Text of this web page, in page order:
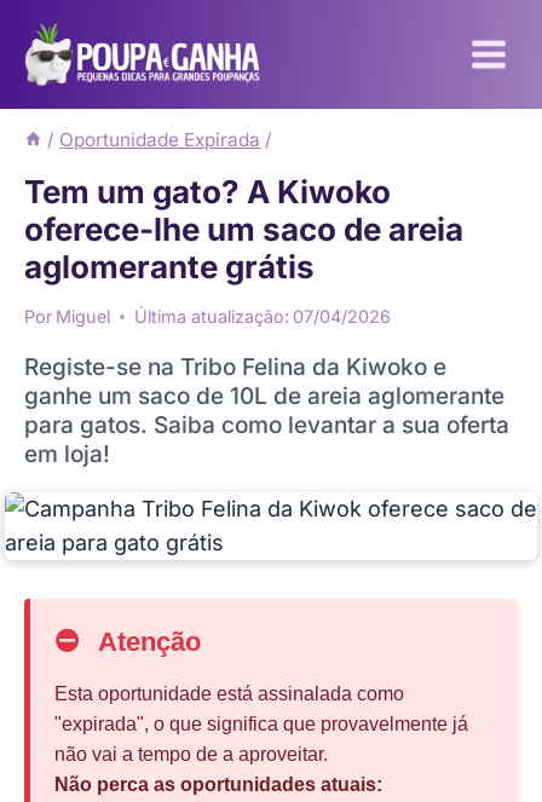
para
Conteúdo
/ Oportunidade Expirada /
Tem um gato? A Kiwoko
oferece-lhe um saco de areia
aglomerante grátis
Por Miguel Última atualização: 07/04/2026
Registe-se na Tribo Felina da Kiwoko e
ganhe um saco de 10L de areia aglomerante
para gatos. Saiba como levantar a sua oferta
em loja!
⛔ Atenção
Esta oportunidade está assinalada como
"expirada", o que significa que provavelmente já
não vai a tempo de a aproveitar.
Não perca as oportunidades atuais: